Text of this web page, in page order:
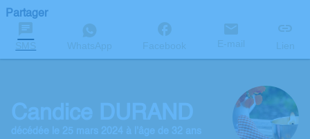
Partager
SMS WhatsApp Facebook E-mail Lien
Candice DURAND
décédée le 25 mars 2024 à l'âge de 32 ans